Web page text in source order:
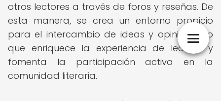
otros lectores a través de foros y reseñas. De
esta manera, se crea un entorno propicio
para el intercambio de ideas y opiniones, lo
que enriquece la experiencia de lectura y
fomenta la participación activa en la
comunidad literaria.